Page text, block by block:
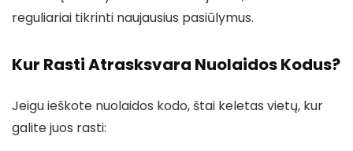
reguliariai tikrinti naujausius pasiūlymus.
Kur Rasti Atrasksvara Nuolaidos Kodus?
Jeigu ieškote nuolaidos kodo, štai keletas vietų, kur
galite juos rasti: